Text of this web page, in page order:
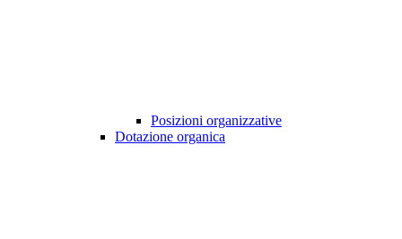
Posizioni organizzative
Dotazione organica